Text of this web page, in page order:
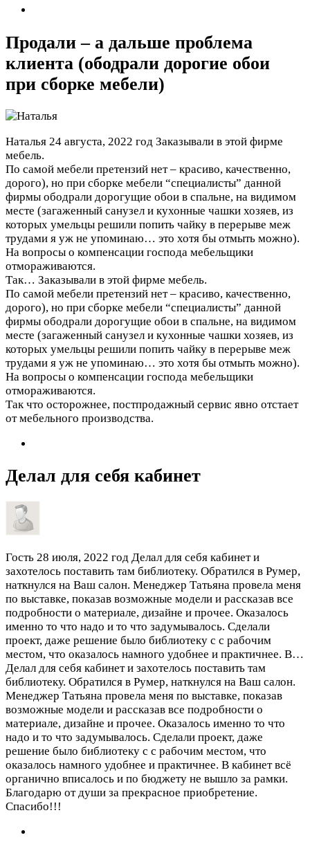
Продали – а дальше проблема
клиента (ободрали дорогие обои
при сборке мебели)
Наталья 24 августа, 2022 год Заказывали в этой фирме
мебель.
По самой мебели претензий нет – красиво, качественно,
дорого), но при сборке мебели “специалисты” данной
фирмы ободрали дорогущие обои в спальне, на видимом
месте (загаженный санузел и кухонные чашки хозяев, из
которых умельцы решили попить чайку в перерыве меж
трудами я уж не упоминаю… это хотя бы отмыть можно).
На вопросы о компенсации господа мебельщики
отмораживаются.
Так… Заказывали в этой фирме мебель.
По самой мебели претензий нет – красиво, качественно,
дорого), но при сборке мебели “специалисты” данной
фирмы ободрали дорогущие обои в спальне, на видимом
месте (загаженный санузел и кухонные чашки хозяев, из
которых умельцы решили попить чайку в перерыве меж
трудами я уж не упоминаю… это хотя бы отмыть можно).
На вопросы о компенсации господа мебельщики
отмораживаются.
Так что осторожнее, постпродажный сервис явно отстает
от мебельного производства.
Делал для себя кабинет
Гость 28 июля, 2022 год Делал для себя кабинет и
захотелось поставить там библиотеку. Обратился в Румер,
наткнулся на Ваш салон. Менеджер Татьяна провела меня
по выставке, показав возможные модели и рассказав все
подробности о материале, дизайне и прочее. Оказалось
именно то что надо и то что задумывалось. Сделали
проект, даже решение было библиотеку с с рабочим
местом, что оказалось намного удобнее и практичнее. В…
Делал для себя кабинет и захотелось поставить там
библиотеку. Обратился в Румер, наткнулся на Ваш салон.
Менеджер Татьяна провела меня по выставке, показав
возможные модели и рассказав все подробности о
материале, дизайне и прочее. Оказалось именно то что
надо и то что задумывалось. Сделали проект, даже
решение было библиотеку с с рабочим местом, что
оказалось намного удобнее и практичнее. В кабинет всё
органично вписалось и по бюджету не вышло за рамки.
Благодарю от души за прекрасное приобретение.
Спасибо!!!